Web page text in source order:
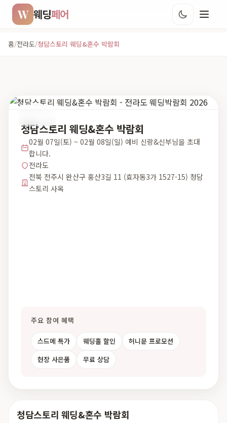
W 웨딩페어
홈/전라도/청담스토리 웨딩&혼수 박람회
청담스토리 웨딩&혼수 박람회
02월 07일(토) ~ 02월 08일(일) 예비 신랑&신부님을 초대
합니다.
전라도
전북 전주시 완산구 홍산3길 11 (효자동3가 1527-15) 청담
스토리 사옥
주요 참여 혜택
스드메 특가 웨딩홀 할인
허니문 프로모션
현장 사은품
무료 상담
청담스토리 웨딩&혼수 박람회